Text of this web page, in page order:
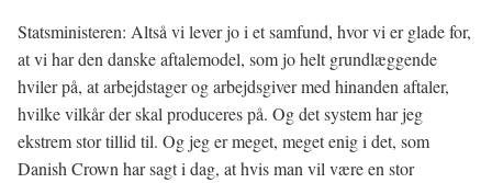
Statsministeren: Altså vi lever jo i et samfund, hvor vi er glade for,
at vi har den danske aftalemodel, som jo helt grundlæggende
hviler på, at arbejdstager og arbejdsgiver med hinanden aftaler,
hvilke vilkår der skal produceres på. Og det system har jeg
ekstrem stor tillid til. Og jeg er meget, meget enig i det, som
Danish Crown har sagt i dag, at hvis man vil være en stor